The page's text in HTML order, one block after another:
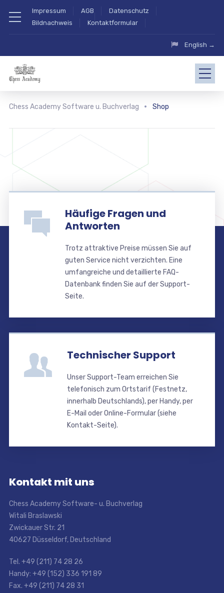
Impressum AGB
Datenschutz
Bildnachweis
Kontaktformular
English →
Chess Academy Software u. Buchverlag Shop
Häufige Fragen und
Antworten
Trotz attraktive Preise müssen Sie auf
guten Service nicht verzichten. Eine
umfangreiche und detaillierte FAQ-
Datenbank finden Sie auf der Support-
Seite.
Technischer Support
Unser Support-Team erreichen Sie
telefonisch zum Ortstarif (Festnetz,
innerhalb Deutschlands), per Handy, per
E-Mail oder Online-Formular (siehe
Kontakt-Seite).
Kontakt mit uns
Chess Academy Software- u. Buchverlag
Witali Braslawski
Zwickauer Str. 21
40627 Düsseldorf, Deutschland
Tel. +49 (211) 74 28 26
Handy: +49 (152) 336 191 89
Fax. +49 (211) 74 28 31